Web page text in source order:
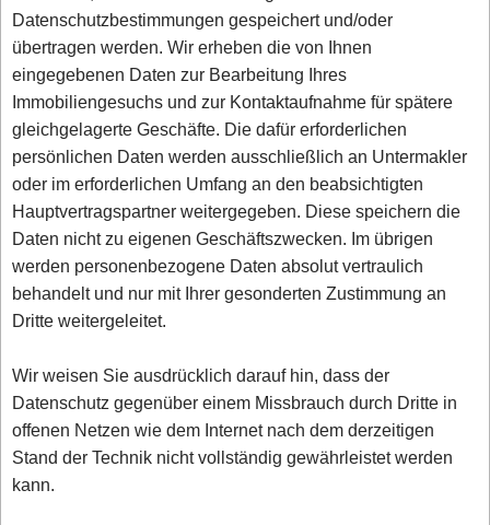
Datenschutzbestimmungen gespeichert und/oder
übertragen werden. Wir erheben die von Ihnen
eingegebenen Daten zur Bearbeitung Ihres
Immobiliengesuchs und zur Kontaktaufnahme für spätere
gleichgelagerte Geschäfte. Die dafür erforderlichen
persönlichen Daten werden ausschließlich an Untermakler
oder im erforderlichen Umfang an den beabsichtigten
Hauptvertragspartner weitergegeben. Diese speichern die
Daten nicht zu eigenen Geschäftszwecken. Im übrigen
werden personenbezogene Daten absolut vertraulich
behandelt und nur mit Ihrer gesonderten Zustimmung an
Dritte weitergeleitet.
Wir weisen Sie ausdrücklich darauf hin, dass der
Datenschutz gegenüber einem Missbrauch durch Dritte in
offenen Netzen wie dem Internet nach dem derzeitigen
Stand der Technik nicht vollständig gewährleistet werden
kann.